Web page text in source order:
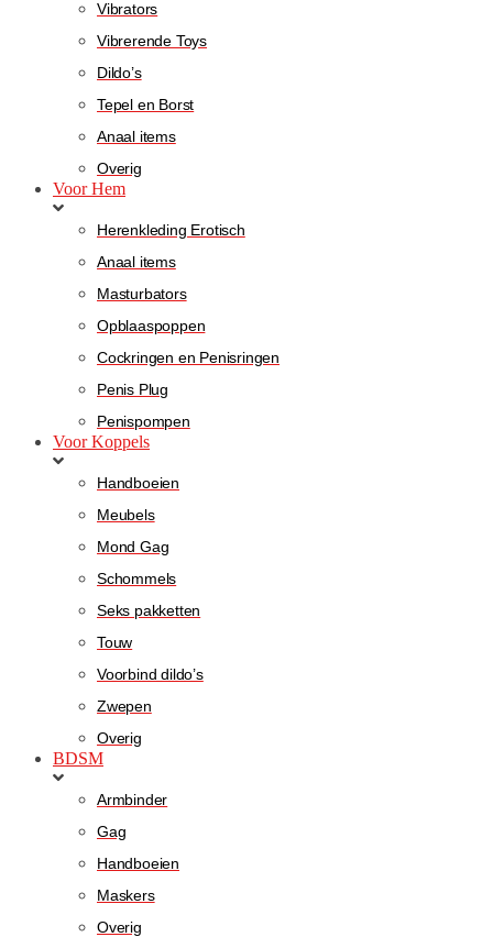
Vibrators
Vibrerende Toys
Dildo’s
Tepel en Borst
Anaal items
Overig
Voor Hem
Herenkleding Erotisch
Anaal items
Masturbators
Opblaaspoppen
Cockringen en Penisringen
Penis Plug
Penispompen
Voor Koppels
Handboeien
Meubels
Mond Gag
Schommels
Seks pakketten
Touw
Voorbind dildo’s
Zwepen
Overig
BDSM
Armbinder
Gag
Handboeien
Maskers
Overig